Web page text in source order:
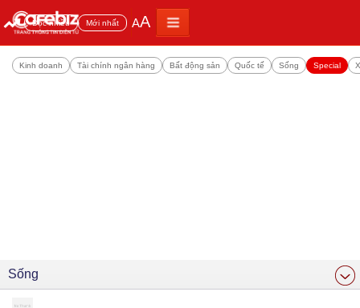
Đọc nhiều Mới nhất AA
Kinh doanh Tài chính ngân hàng Bất động sản Quốc tế Sống Special
Sống